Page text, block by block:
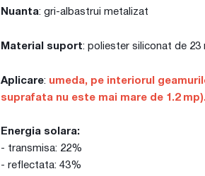
Nuanta: gri-albastrui metalizat
Material suport: poliester siliconat de 23
Aplicare: umeda, pe interiorul
suprafata nu este mai mare de 1.2
Energia solara:
- transmisa: 22%
- reflectata: 43%